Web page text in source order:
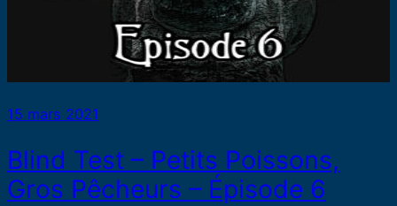
15 mars 2021
Blind Test – Petits Poissons,
Gros Pêcheurs – Épisode 6